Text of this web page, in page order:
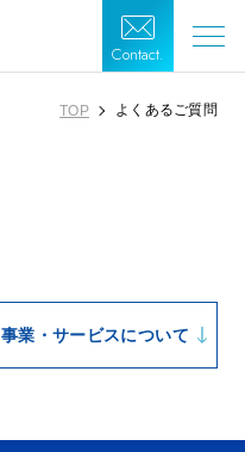
Contact.
TOP よくあるご質問
事業・サービスについて